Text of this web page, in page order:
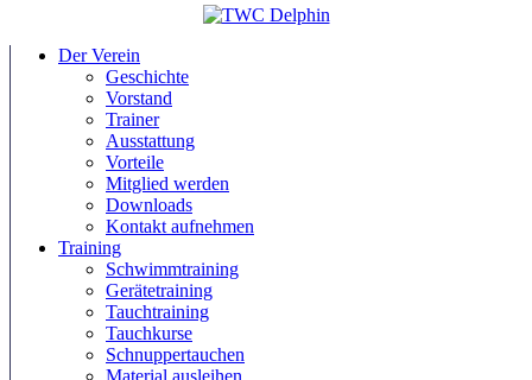
Der Verein
Geschichte
Vorstand
Trainer
Ausstattung
Vorteile
Mitglied werden
Downloads
Kontakt aufnehmen
Training
Schwimmtraining
Gerätetraining
Tauchtraining
Tauchkurse
Schnuppertauchen
Material ausleihen